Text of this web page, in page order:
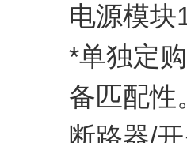
电源模块
*单独定
备匹配性
断路器/